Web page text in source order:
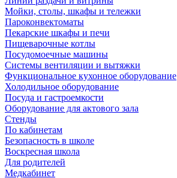
Мойки, столы, шкафы и тележки
Пароконвектоматы
Пекарские шкафы и печи
Пищеварочные котлы
Посудомоечные машины
Системы вентиляции и вытяжки
Функциональное кухонное оборудование
Холодильное оборудование
Посуда и гастроемкости
Оборудование для актового зала
Стенды
По кабинетам
Безопасность в школе
Воскресная школа
Для родителей
Медкабинет